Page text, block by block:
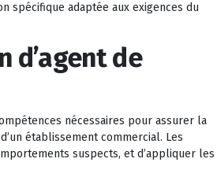
spécifique adaptée aux exigences du
d’agent de
nécessaires pour assurer la
établissement commercial. Les
suspects, et d’appliquer les